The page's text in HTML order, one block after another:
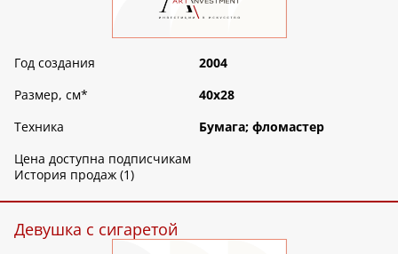
Год создания
2004
Размер, см*
40х28
Техника
Бумага; фломастер
Цена доступна подписчикам
История продаж (1)
Девушка с сигаретой